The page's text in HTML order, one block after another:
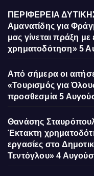
ΠΕΡΙΦΕΡΕΙΑ
Αμανατίδης για
μας γίνεται πράξη
χρηματοδότηση» 5
Από σήμερα οι
«Τουρισμός για
προσθεσμία 5
Θανάσης
Έκτακτη
εργασίες στο
Τεντόγλου» 4